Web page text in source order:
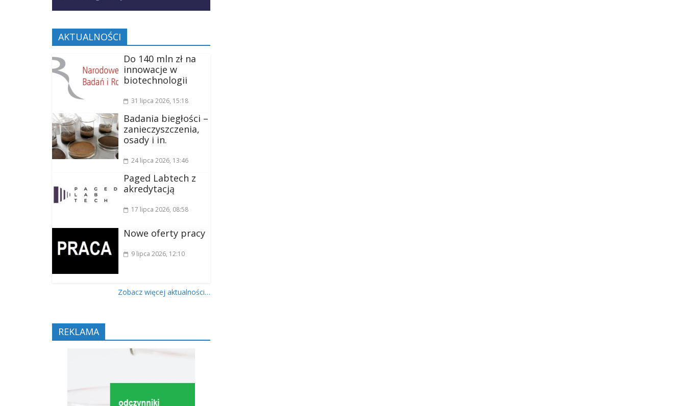
AKTUALNOŚCI
Do 140 mln zł na
innowacje w
biotechnologii
31 lipca 2026, 15:18
Badania biegłości –
zanieczyszczenia,
osady i in.
24 lipca 2026, 13:46
Paged Labtech z
akredytacją
17 lipca 2026, 08:58
Nowe oferty pracy
9 lipca 2026, 12:10
Zobacz więcej aktualności…
REKLAMA